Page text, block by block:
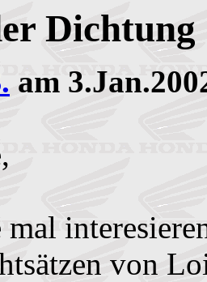
Dichtung
am
von